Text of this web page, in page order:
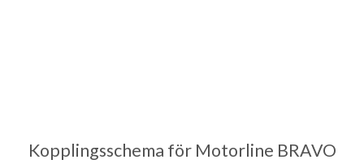
Kopplingsschema för Motorline BRAVO